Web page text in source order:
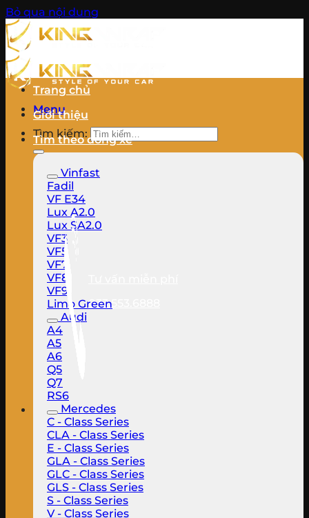
Bỏ qua nội dung
Menu
Tìm kiếm:
033.553.6888
Trang chủ
Giới thiệu
Tìm theo dòng xe
Vinfast
Fadil
VF E34
Lux A2.0
Lux SA2.0
VF3
VF5
VF7
VF8
VF9
Limo Green
Audi
A4
A5
A6
Q5
Q7
RS6
Mercedes
C - Class Series
CLA - Class Series
E - Class Series
GLA - Class Series
GLC - Class Series
GLS - Class Series
S - Class Series
V - Class Series